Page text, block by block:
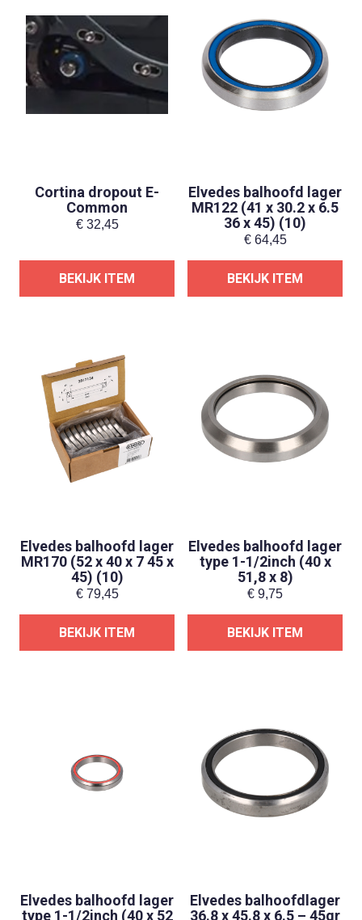
Cortina dropout E-
Common
€32,45
BEKIJK ITEM
Elvedes balhoofd lager
MR122 (41 x 30.2 x 6.5
36 x 45) (10)
€64,45
BEKIJK ITEM
Elvedes balhoofd lager
MR170 (52 x 40 x 7 45 x
45) (10)
€79,45
BEKIJK ITEM
Elvedes balhoofd lager
type 1-1/2inch (40 x
51,8 x 8)
€ 9,75
BEKIJK ITEM
Elvedes balhoofd lager
type 1-1/2inch (40 x 52
Elvedes balhoofdlager
36.8 x 45.8 x 6.5 – 45gr